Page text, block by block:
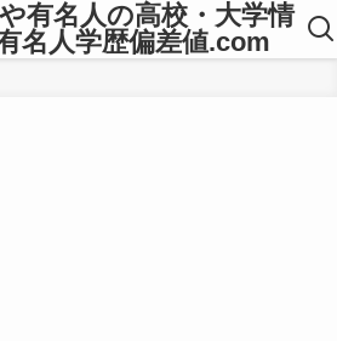
有名人の高校・大学情
名人学歴偏差値.com